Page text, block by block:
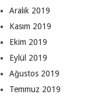
Aralık 2019
Kasım 2019
Ekim 2019
Eylül 2019
Ağustos 2019
Temmuz 2019